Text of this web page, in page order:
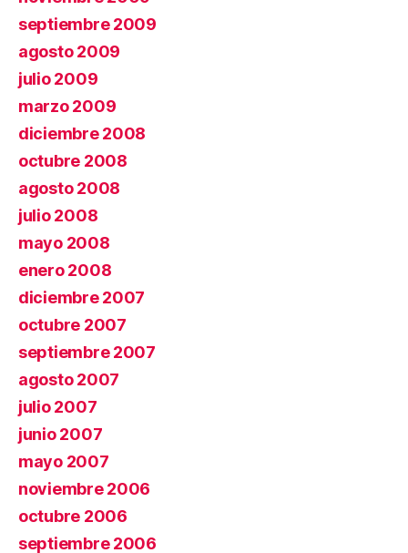
septiembre 2009
agosto 2009
julio 2009
marzo 2009
diciembre 2008
octubre 2008
agosto 2008
julio 2008
mayo 2008
enero 2008
diciembre 2007
octubre 2007
septiembre 2007
agosto 2007
julio 2007
junio 2007
mayo 2007
noviembre 2006
octubre 2006
septiembre 2006